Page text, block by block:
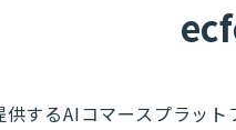
するAIコマースプラット